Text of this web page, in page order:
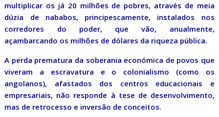
multiplicar os já 20 milhões de pobres, através de meia
dúzia de nababos, principescamente, instalados nos
corredores do poder, que vão, anualmente,
açambarcando os milhões de dólares da riqueza pública.
A perda prematura da soberania económica de povos que
viveram a escravatura e o colonialismo (como os
angolanos), afastados dos centros educacionais e
empresariais, não responde à tese de desenvolvimento,
mas de retrocesso e inversão de conceitos.